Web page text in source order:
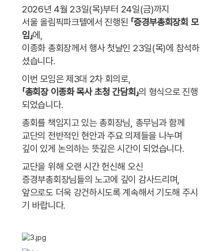
2026년 4월 23일(목)부터 24일(금)까지
서울 올림픽파크텔에서 진행된 「증경부총회장회 모
임」에,
이종화 총회장께서 행사 첫날인 23일(목)에 참석하
셨습니다.
이번 모임은 제3대 2차 회의로,
「총회장 이종화 목사 초청 간담회」의 형식으로 진행
되었습니다.
총회를 책임지고 있는 총회장님, 총무님과 함께
교단의 전반적인 현안과 주요 의제들을 나누며
깊이 있게 논의하는 뜻깊은 시간이 되었습니다.
교단을 위해 오랜 시간 헌신해 오신
증경부총회장님들의 노고에 깊이 감사드리며,
앞으로도 더욱 강건하시도록 계속해서 기도해 주시
기 바랍니다.